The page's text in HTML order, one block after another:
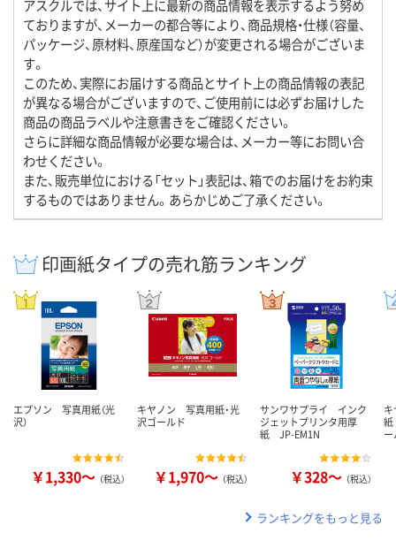
アスクルでは、サイト上に最新の商品情報を表示するよう努め
ておりますが、メーカーの都合等により、商品規格・仕様（容量、
パッケージ、原材料、原産国など）が変更される場合がございま
す。
このため、実際にお届けする商品とサイト上の商品情報の表記
が異なる場合がございますので、ご使用前には必ずお届けした
商品の商品ラベルや注意書きをご確認ください。
さらに詳細な商品情報が必要な場合は、メーカー等にお問い合
わせください。
また、販売単位における「セット」表記は、箱でのお届けをお約束
するものではありません。あらかじめご了承ください。
印画紙タイプの売れ筋ランキング
エプソン 写真用紙（光
沢）
￥1,330～ （税込）
キヤノン 写真用紙・光
沢ゴールド
￥1,970～ （税込）
サンワサプライ インク
ジェットプリンタ用厚
紙 JP-EM1N
￥328～ （税込）
紙
ランキングをもっと見る